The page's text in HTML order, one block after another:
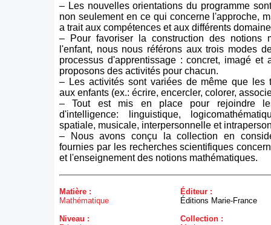
– Les nouvelles orientations du programme
non seulement en ce qui concerne l'approche,
a trait aux compétences et aux différents
– Pour favoriser la construction des notions
l'enfant, nous nous référons aux trois modes
processus d'apprentissage : concret, imagé et
proposons des activités pour chacun.
– Les activités sont variées de même que les
aux enfants (ex.: écrire, encercler, colorer,
– Tout est mis en place pour rejoindre
d'intelligence: linguistique,
spatiale, musicale, interpersonnelle et
– Nous avons conçu la collection en
fournies par les recherches scientifiques
et l'enseignement des notions mathématiques.
Matière :
Mathématique
Niveau :
Éditeur :
Éditions Marie-France
Collection :